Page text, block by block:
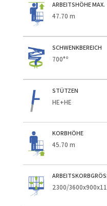
ARBEITSHÖHE MAX.
47.70 m
SCHWENKBEREICH
700°º
STÜTZEN
HE+HE
KORBHÖHE
45.70 m
2300/